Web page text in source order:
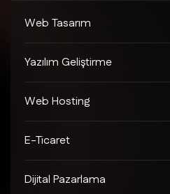
Web Tasarım
Yazılım Geliştirme
Web Hosting
E-Ticaret
Dijital Pazarlama